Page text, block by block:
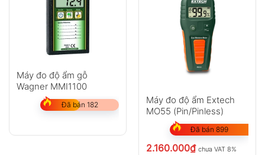
Máy đo độ ẩm gỗ
Wagner MMI1100
Đã bán 182
Máy đo độ ẩm Extech
MO55 (Pin/Pinless)
Đã bán 899
2.160.000₫ chưa VAT 8%